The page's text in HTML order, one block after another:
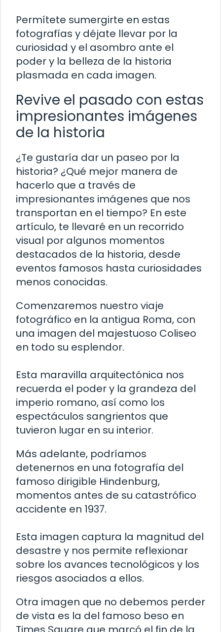
Permítete sumergirte en estas
fotografías y déjate llevar por la
curiosidad y el asombro ante el
poder y la belleza de la historia
plasmada en cada imagen.
Revive el pasado con estas
impresionantes imágenes
de la historia
¿Te gustaría dar un paseo por la
historia? ¿Qué mejor manera de
hacerlo que a través de
impresionantes imágenes que nos
transportan en el tiempo? En este
artículo, te llevaré en un recorrido
visual por algunos momentos
destacados de la historia, desde
eventos famosos hasta curiosidades
menos conocidas.
Comenzaremos nuestro viaje
fotográfico en la antigua Roma, con
una imagen del majestuoso Coliseo
en todo su esplendor.
Esta maravilla arquitectónica nos
recuerda el poder y la grandeza del
imperio romano, así como los
espectáculos sangrientos que
tuvieron lugar en su interior.
Más adelante, podríamos
detenernos en una fotografía del
famoso dirigible Hindenburg,
momentos antes de su catastrófico
accidente en 1937.
Esta imagen captura la magnitud del
desastre y nos permite reflexionar
sobre los avances tecnológicos y los
riesgos asociados a ellos.
Otra imagen que no debemos perder
de vista es la del famoso beso en